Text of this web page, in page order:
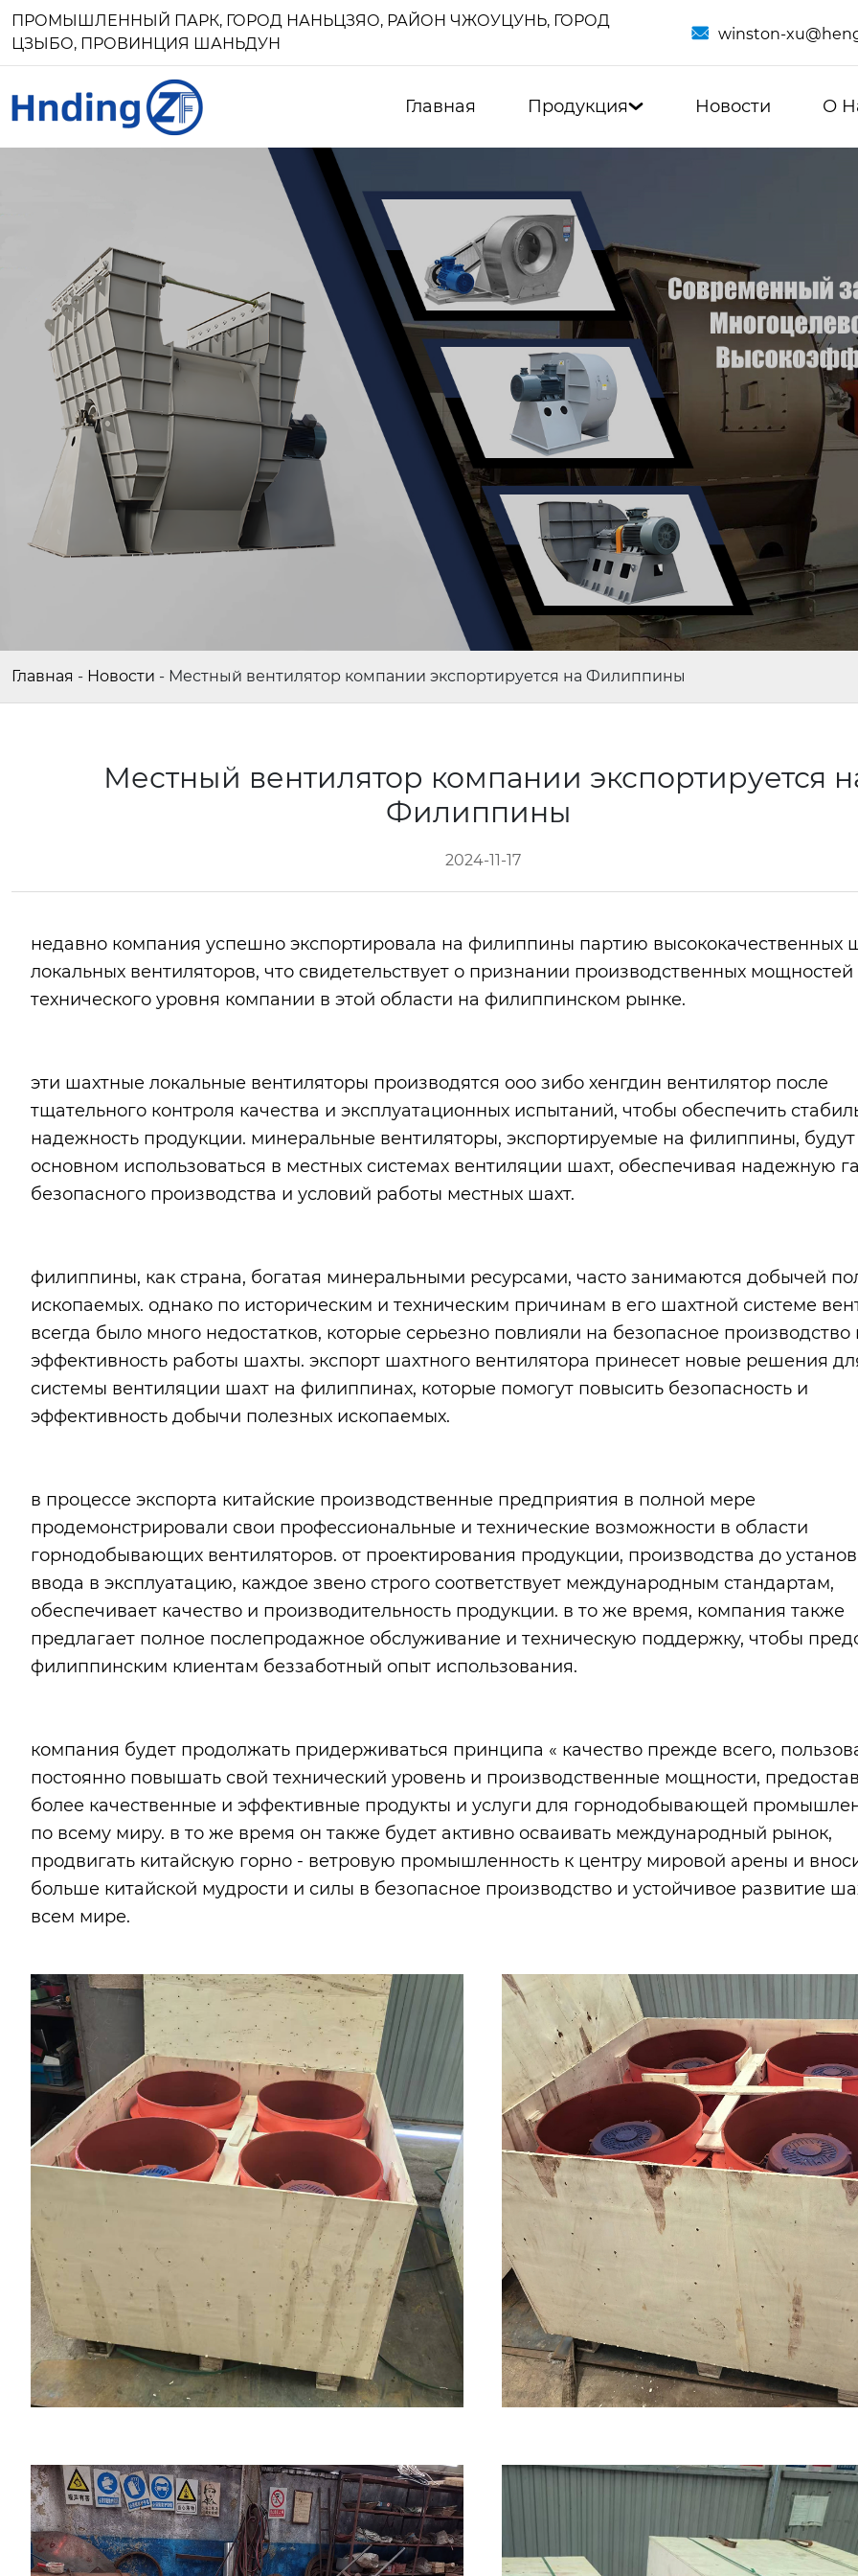
ПРОМЫШЛЕННЫЙ ПАРК, ГОРОД НАНЬЦЗЯО, РАЙОН ЧЖОУЦУНЬ, ГОРОД
ЦЗЫБО, ПРОВИНЦИЯ ШАНЬДУН
 winston-
Главная Продукция Новости О
Главная - Новости - Местный вентилятор компании экспортируется на Филиппины
Местный вентилятор компании экспортируется
Филиппины
2024-11-17
недавно компания успешно экспортировала на филиппины партию высококачественных
локальных вентиляторов, что свидетельствует о признании производственных мощностей
технического уровня компании в этой области на филиппинском рынке.
эти шахтные локальные вентиляторы производятся ооо зибо хенгдин вентилятор после
тщательного контроля качества и эксплуатационных испытаний, чтобы обеспечить
надежность продукции. минеральные вентиляторы, экспортируемые на филиппины, будут
основном использоваться в местных системах вентиляции шахт, обеспечивая надежную
безопасного производства и условий работы местных шахт.
филиппины, как страна, богатая минеральными ресурсами, часто занимаются добычей
ископаемых. однако по историческим и техническим причинам в его шахтной системе
всегда было много недостатков, которые серьезно повлияли на безопасное производство
эффективность работы шахты. экспорт шахтного вентилятора принесет новые решения
системы вентиляции шахт на филиппинах, которые помогут повысить безопасность и
эффективность добычи полезных ископаемых.
в процессе экспорта китайские производственные предприятия в полной мере
продемонстрировали свои профессиональные и технические возможности в области
горнодобывающих вентиляторов. от проектирования продукции, производства до
ввода в эксплуатацию, каждое звено строго соответствует международным стандартам,
обеспечивает качество и производительность продукции. в то же время, компания также
предлагает полное послепродажное обслуживание и техническую поддержку, чтобы
филиппинским клиентам беззаботный опыт использования.
компания будет продолжать придерживаться принципа « качество прежде всего,
постоянно повышать свой технический уровень и производственные мощности,
более качественные и эффективные продукты и услуги для горнодобывающей
по всему миру. в то же время он также будет активно осваивать международный рынок,
продвигать китайскую горно - ветровую промышленность к центру мировой арены и
больше китайской мудрости и силы в безопасное производство и устойчивое развитие
всем мире.